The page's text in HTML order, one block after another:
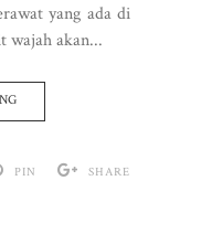
yang ada di
wajah akan...
PIN SHARE